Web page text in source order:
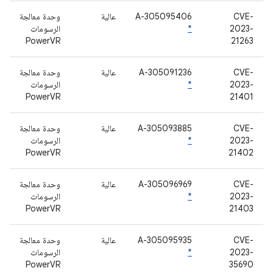
CVE-
2023-
21263
A-305095406
*
عالية
وحدة معالجة
الرسومات
PowerVR
CVE-
2023-
21401
A-305091236
*
عالية
وحدة معالجة
الرسومات
PowerVR
CVE-
2023-
21402
A-305093885
*
عالية
وحدة معالجة
الرسومات
PowerVR
CVE-
2023-
21403
A-305096969
*
عالية
وحدة معالجة
الرسومات
PowerVR
CVE-
2023-
35690
A-305095935
*
عالية
وحدة معالجة
الرسومات
PowerVR